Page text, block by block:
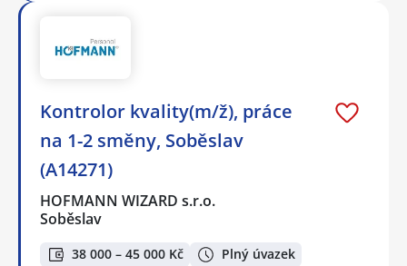
Kontrolor kvality(m/ž), práce
na 1-2 směny, Soběslav
(A14271)
HOFMANN WIZARD s.r.o.
Soběslav
38 000 – 45 000 Kč Plný úvazek